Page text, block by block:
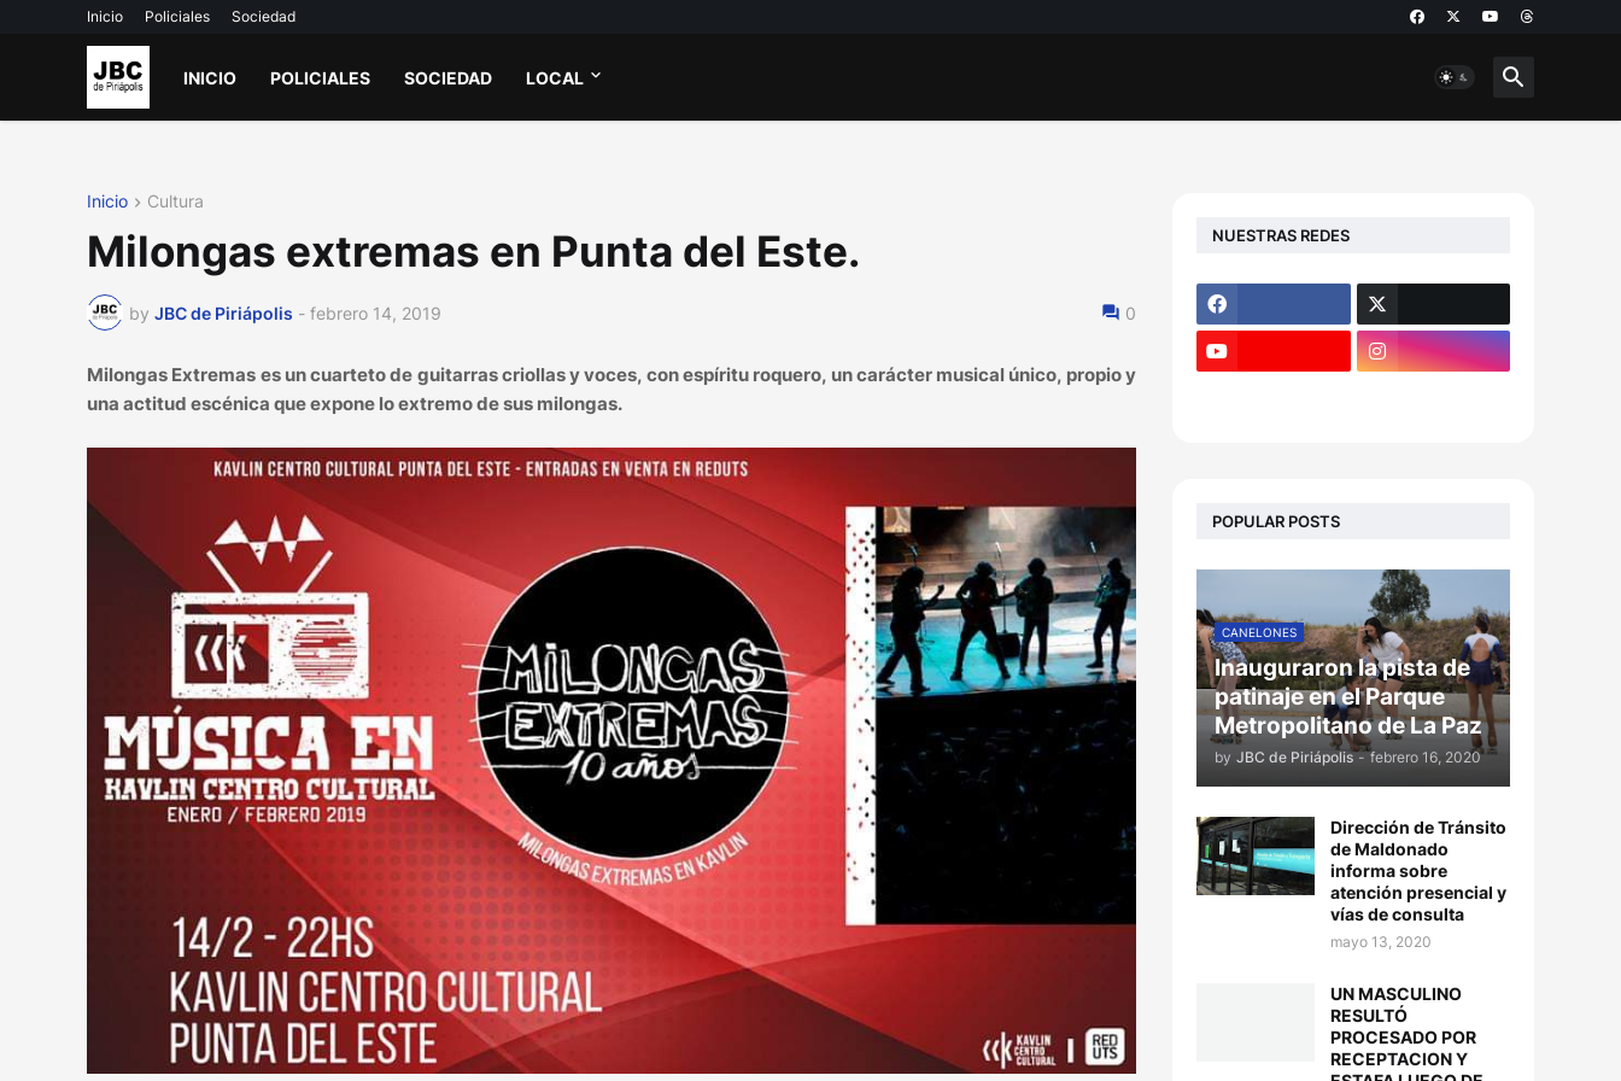
Inicio Policiales Sociedad
INICIO POLICIALES SOCIEDAD LOCAL
Inicio Cultura
Milongas extremas en Punta del Este.
by JBC de Piriápolis - febrero 14, 2019 0
Milongas Extremas es un cuarteto de guitarras criollas y voces, con espíritu roquero, un carácter musical único, propio y
una actitud escénica que expone lo extremo de sus milongas.
NUESTRAS REDES
POPULAR POSTS
CANELONES
Inauguraron la pista de
patinaje en el Parque
Metropolitano de La Paz
by JBC de Piriápolis - febrero 16, 2020
Dirección de Tránsito
de Maldonado
informa sobre
atención presencial y
vías de consulta
mayo 13, 2020
UN MASCULINO
RESULTÓ
PROCESADO POR
RECEPTACION Y